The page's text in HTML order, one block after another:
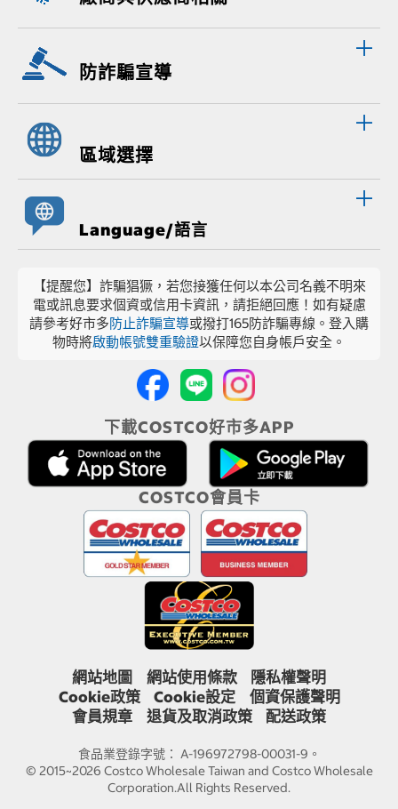
防詐騙宣導
區域選擇
Language/語言
【提醒您】詐騙猖獗，若您接獲任何以本公司名義不明來
電或訊息要求個資或信用卡資訊，請拒絕回應！如有疑慮
請參考好市多防止詐騙宣導或撥打165防詐騙專線。登入購
物時將啟動帳號雙重驗證以保障您自身帳戶安全。
下載COSTCO好市多APP
COSTCO會員卡
網站地圖 網站使用條款
隱私權聲明
Cookie政策
Cookie設定
個資保護聲明
會員規章
退貨及取消政策 配送政策
食品業登錄字號： A-196972798-00031-9。
© 2015~2026 Costco Wholesale Taiwan and Costco Wholesale
Corporation.All Rights Reserved.